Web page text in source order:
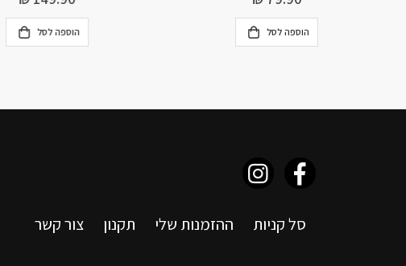
סל קניות ההזמנות שלי תקנון צור קשר